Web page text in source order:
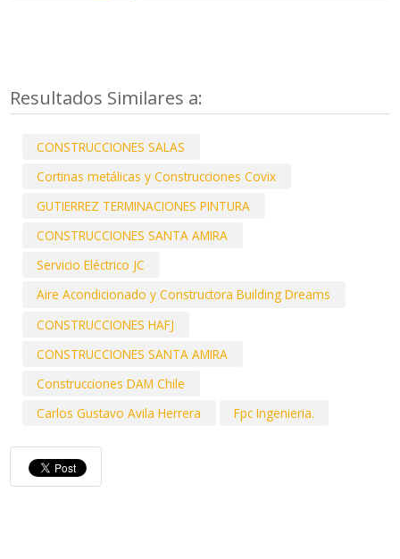
Resultados Similares a:
CONSTRUCCIONES SALAS
Cortinas metálicas y Construcciones Covix
GUTIERREZ TERMINACIONES PINTURA
CONSTRUCCIONES SANTA AMIRA
Servicio Eléctrico JC
Aire Acondicionado y Constructora Building Dreams
CONSTRUCCIONES HAFJ
CONSTRUCCIONES SANTA AMIRA
Construcciones DAM Chile
Carlos Gustavo Avila Herrera
Fpc Ingenieria.